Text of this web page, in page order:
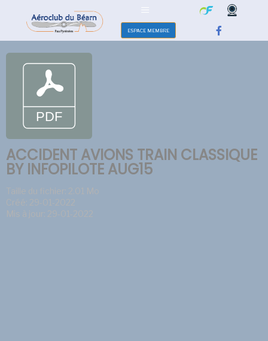
ESPACE MEMBRE
ACCIDENT AVIONS TRAIN CLASSIQUE
BY INFOPILOTE AUG15
Taille du fichier: 2.01 Mo
Créé: 29-01-2022
Mis à jour: 29-01-2022